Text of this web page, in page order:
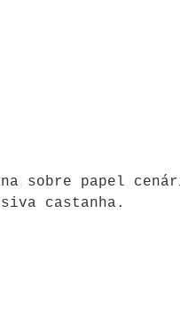
sobre papel
castanha.